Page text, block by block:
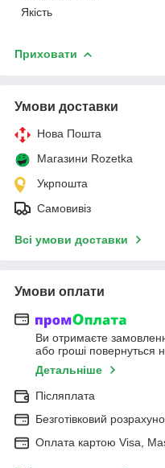
Якість
Приховати
Умови доставки
Нова Пошта
Магазини Rozetka
Укрпошта
Самовивіз
Всі умови доставки
Умови оплати
Ви отримаєте
або гроші повернуться
Детальніше
Післяплата
Безготівковий
Оплата картою Visa,